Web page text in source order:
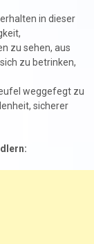
in dieser
zu sehen, aus
zu betrinken,
weggefegt zu
sicherer